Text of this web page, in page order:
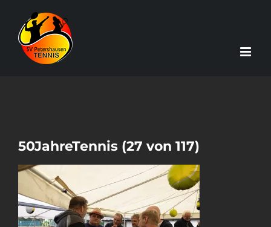
Inhalt
springen
50JahreTennis (27 von 117)